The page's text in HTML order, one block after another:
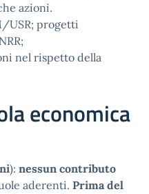
azioni.
progetti
nel rispetto della
economica
): nessun contributo
aderenti. Prima del